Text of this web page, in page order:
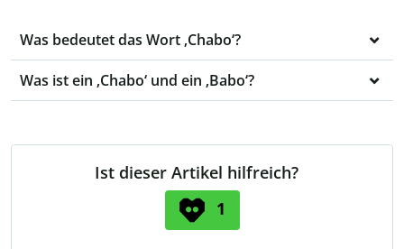
Was bedeutet das Wort ‚Chabo‘?
Was ist ein ‚Chabo‘ und ein ‚Babo‘?
Ist dieser Artikel hilfreich?
1